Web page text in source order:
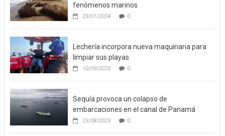
fenómenos marinos
23/01/2024 0
Lechería incorpora nueva maquinaria para
limpiar sus playas
10/09/2023 0
Sequía provoca un colapso de
embarcaciones en el canal de Panamá
23/08/2023 0